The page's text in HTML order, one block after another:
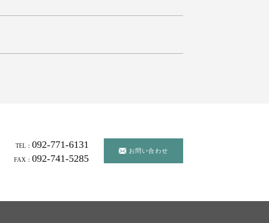
TEL： 092-771-6131
FAX： 092-741-5285
お問い合わせ